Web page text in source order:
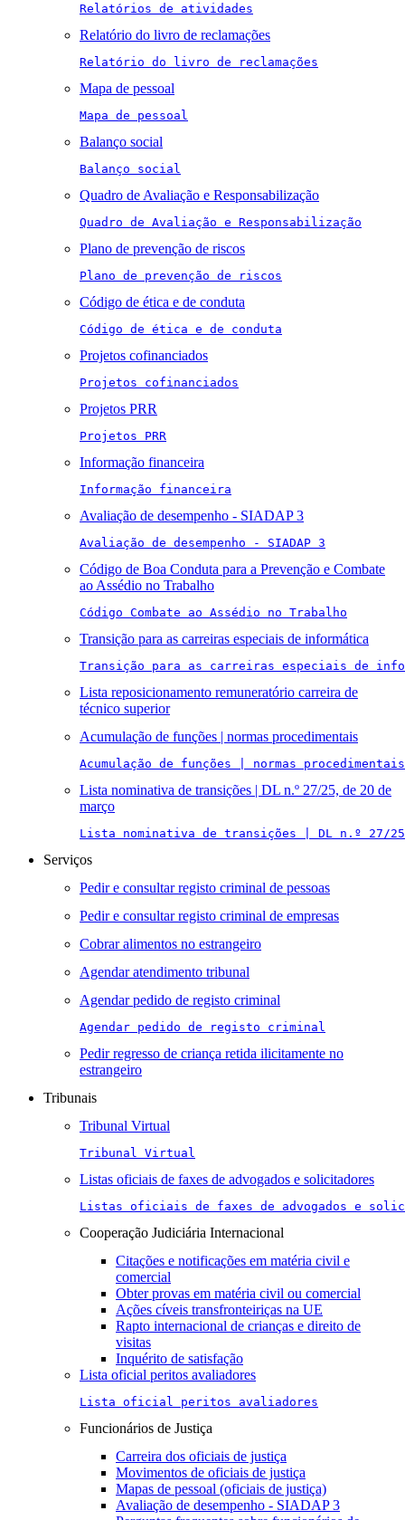
Relatórios de atividades
Relatório do livro de reclamações
Relatório do livro de reclamações
Mapa de pessoal
Mapa de pessoal
Balanço social
Balanço social
Quadro de Avaliação e Responsabilização
Quadro de Avaliação e Responsabilização
Plano de prevenção de riscos
Plano de prevenção de riscos
Código de ética e de conduta
Código de ética e de conduta
Projetos cofinanciados
Projetos cofinanciados
Projetos PRR
Projetos PRR
Informação financeira
Informação financeira
Avaliação de desempenho - SIADAP 3
Avaliação de desempenho - SIADAP 3
Código de Boa Conduta para a Prevenção e Combate
ao Assédio no Trabalho
Código Combate ao Assédio no Trabalho
Transição para as carreiras especiais de informática
Transição para as carreiras especiais de
Lista reposicionamento remuneratório carreira de
técnico superior
Acumulação de funções | normas procedimentais
Acumulação de funções | normas procedimentais
Lista nominativa de transições | DL n.º 27/25, de 20 de
março
Lista nominativa de transições | DL n.º 27/
Serviços
Pedir e consultar registo criminal de pessoas
Pedir e consultar registo criminal de empresas
Cobrar alimentos no estrangeiro
Agendar atendimento tribunal
Agendar pedido de registo criminal
Agendar pedido de registo criminal
Pedir regresso de criança retida ilicitamente no
estrangeiro
Tribunais
Tribunal Virtual
Tribunal Virtual
Listas oficiais de faxes de advogados e solicitadores
Listas oficiais de faxes de advogados e
Cooperação Judiciária Internacional
Citações e notificações em matéria civil e
comercial
Obter provas em matéria civil ou comercial
Ações cíveis transfronteiriças na UE
Rapto internacional de crianças e direito de
visitas
Inquérito de satisfação
Lista oficial peritos avaliadores
Lista oficial peritos avaliadores
Funcionários de Justiça
Carreira dos oficiais de justiça
Movimentos de oficiais de justiça
Mapas de pessoal (oficiais de justiça)
Avaliação de desempenho - SIADAP 3